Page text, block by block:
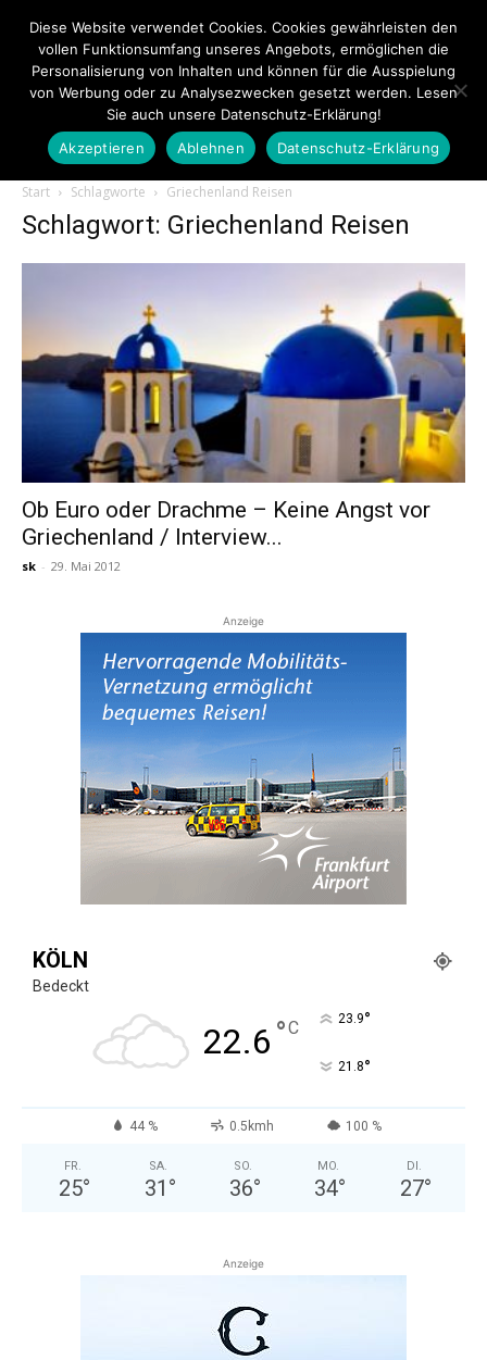
Touristiknews.de
Touristiknews
und
Reiseempfehlungen.
Start Schlagworte Griechenland Reisen
Schlagwort: Griechenland Reisen
Ob Euro oder Drachme – Keine Angst vor
Griechenland / Interview...
sk - 29. Mai 2012
Anzeige
KÖLN
Bedeckt
22.6 °C 23.9°
21.8°
44 % 0.5kmh 100 %
FR.
25°
SA.
31 °
SO.
36°
MO.
34°
DI.
27°
Anzeige
Diese Website verwendet Cookies. Cookies gewährleisten den
vollen Funktionsumfang unseres Angebots, ermöglichen die
Personalisierung von Inhalten und können für die Ausspielung
von Werbung oder zu Analysezwecken gesetzt werden. Lesen
Sie auch unsere Datenschutz-Erklärung!
Akzeptieren
Ablehnen Datenschutz-Erklärung